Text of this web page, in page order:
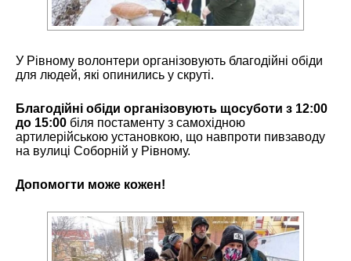
У Рівному волонтери організовують благодійні обіди
для людей, які опинились у скруті.
Благодійні обіди організовують щосуботи з 12:00
до 15:00 біля постаменту з самохідною
артилерійською установкою, що навпроти пивзаводу
на вулиці Соборній у Рівному.
Допомогти може кожен!